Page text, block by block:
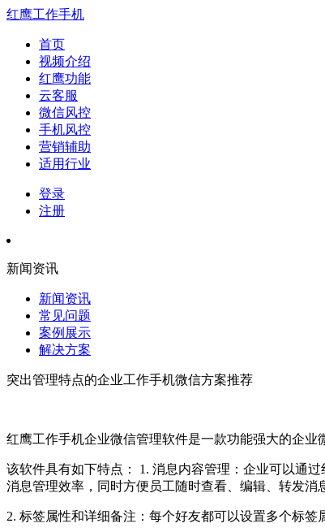
红鹰工作手机
首页
视频介绍
红鹰功能
云客服
微信风控
手机风控
营销辅助
适用行业
登录
注册
新闻资讯
新闻资讯
常见问题
案例展示
解决方案
突出管理特点的企业工作手机微信方案推荐
红鹰工作手机企业微信管理软件是一款功能强大的企业
该软件具有如下特点： 1. 消息内容管理：企业可以通
消息管理效率，同时方便员工随时查看、编辑、转发消
2. 标签属性和详细备注：每个好友都可以设置多个标